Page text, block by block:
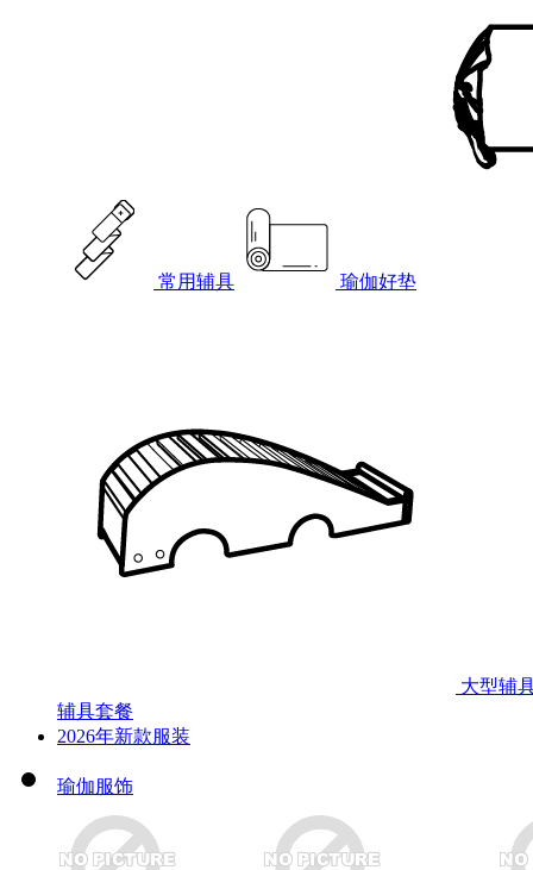
常用辅具 瑜伽好垫
大型辅
辅具套餐
2026年新款服装
瑜伽服饰